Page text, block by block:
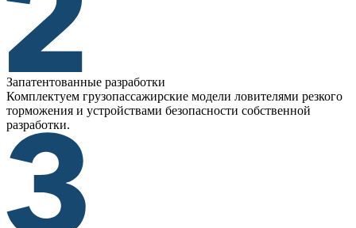
Запатентованные разработки
Комплектуем грузопассажирские модели ловителями резкого
торможения и устройствами безопасности собственной
разработки.